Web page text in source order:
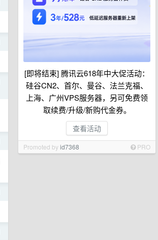
[即将结束] 腾讯云618年中大促活动：
硅谷CN2、首尔、曼谷、法兰克福、
上海、广州VPS服务器，另可免费领
取续费/升级/新购代金券。
查看活动
Promoted byid7368 PRO